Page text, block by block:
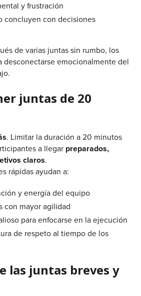
y frustración
concluyen con decisiones
de varias juntas sin rumbo, los
desconectarse emocionalmente del
juntas de 20
. Limitar la duración a 20 minutos
a llegar preparados,
claros.
rápidas ayudan a:
y energía del equipo
con mayor agilidad
para enfocarse en la ejecución
de respeto al tiempo de los
las juntas breves y